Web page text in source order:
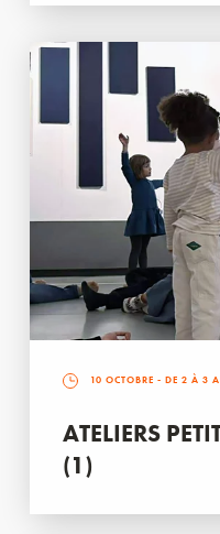
10 OCTOBRE - DE 2 À 3
ATELIERS
(1)